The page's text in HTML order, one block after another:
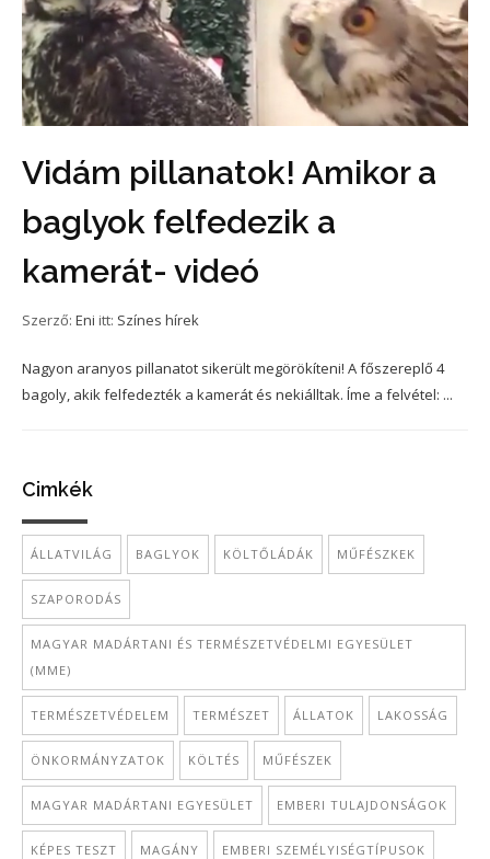
Vidám pillanatok! Amikor a
baglyok felfedezik a
kamerát- videó
Szerző: Eni itt: Színes hírek
Nagyon aranyos pillanatot sikerült megörökíteni! A főszereplő 4
bagoly, akik felfedezték a kamerát és nekiálltak. Íme a felvétel: ...
Cimkék
ÁLLATVILÁG BAGLYOK KÖLTŐLÁDÁK MŰFÉSZKEK
SZAPORODÁS
MAGYAR MADÁRTANI ÉS TERMÉSZETVÉDELMI EGYESÜLET
(MME)
TERMÉSZETVÉDELEM TERMÉSZET ÁLLATOK LAKOSSÁG
ÖNKORMÁNYZATOK KÖLTÉS MŰFÉSZEK
MAGYAR MADÁRTANI EGYESÜLET EMBERI TULAJDONSÁGOK
KÉPES TESZT MAGÁNY EMBERI SZEMÉLYISÉGTÍPUSOK